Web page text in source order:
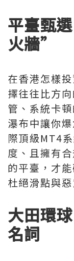
平臺甄
火牆”
在香港怎樣
擇往往比方
管、系統卡
瀑布中讓你
際頂級MT4
度、且擁有
的平臺，才
杜絕滑點與惡
大田環
名詞